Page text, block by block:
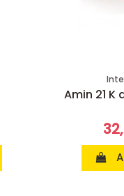
Amin 21